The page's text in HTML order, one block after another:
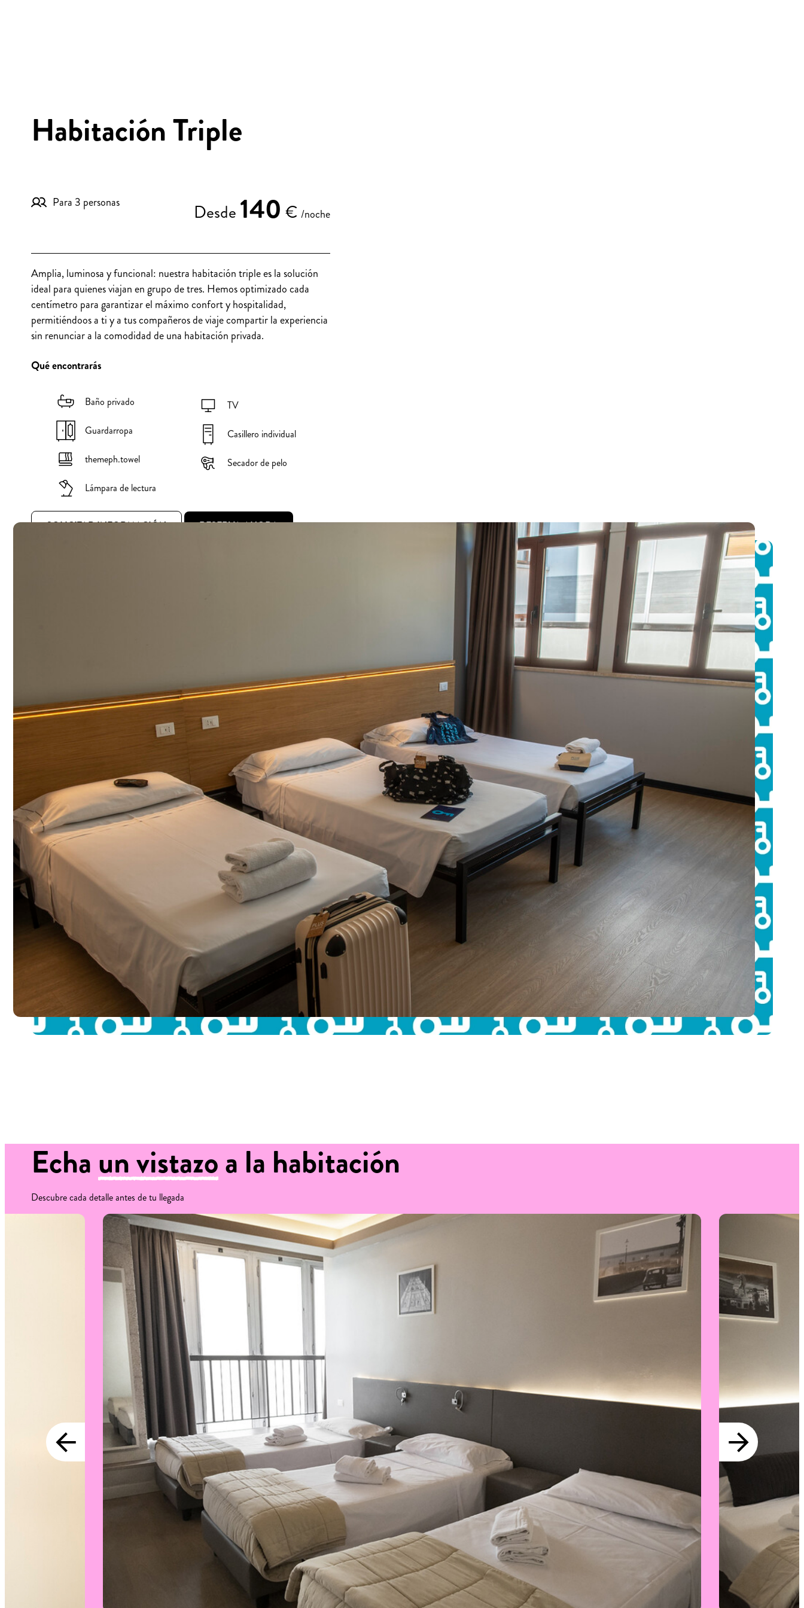
Habitación Triple
Para 3 personas Desde 140 € /noche
Amplia, luminosa y funcional: nuestra habitación triple es la solución
ideal para quienes viajan en grupo de tres. Hemos optimizado cada
centímetro para garantizar el máximo confort y hospitalidad,
permitiéndoos a ti y a tus compañeros de viaje compartir la experiencia
sin renunciar a la comodidad de una habitación privada.
Qué encontrarás
Baño privado
Guardarropa
themeph.towel
Lámpara de lectura
TV
Casillero individual
Secador de pelo
SOLICITAR INFORMACIÓN RESERVA AHORA
Echa un vistazoa la habitación
Descubre cada detalle antes de tu llegada